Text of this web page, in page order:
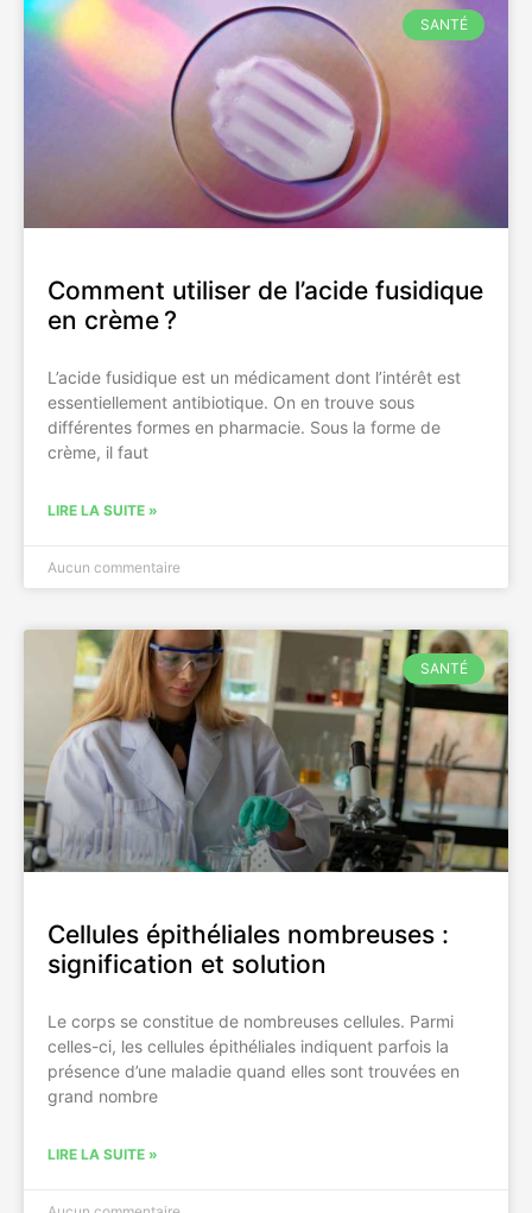
SANTÉ
Comment utiliser de l’acide fusidique
en crème ?
L’acide fusidique est un médicament dont l’intérêt est
essentiellement antibiotique. On en trouve sous
différentes formes en pharmacie. Sous la forme de
crème, il faut
LIRE LA SUITE »
Aucun commentaire
SANTÉ
Cellules épithéliales nombreuses :
signification et solution
Le corps se constitue de nombreuses cellules. Parmi
celles-ci, les cellules épithéliales indiquent parfois la
présence d’une maladie quand elles sont trouvées en
grand nombre
LIRE LA SUITE »